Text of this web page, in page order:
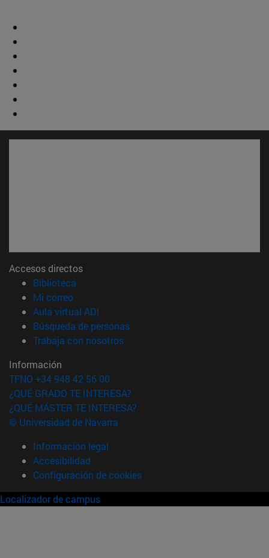
Accesos directos
Biblioteca
Mi correo(abre en nueva ventana)
Aula virtual ADI
Búsqueda de personas(abre en nueva ventana)
Trabaja con nosotros(abre en nueva ventana)
Información
TFNO +34 948 42 56 00
¿QUÉ GRADO TE INTERESA?
¿QUÉ MÁSTER TE INTERESA?
© Universidad de Navarra
Información legal
Accesibilidad
Configuración de cookies
Localizador de campus